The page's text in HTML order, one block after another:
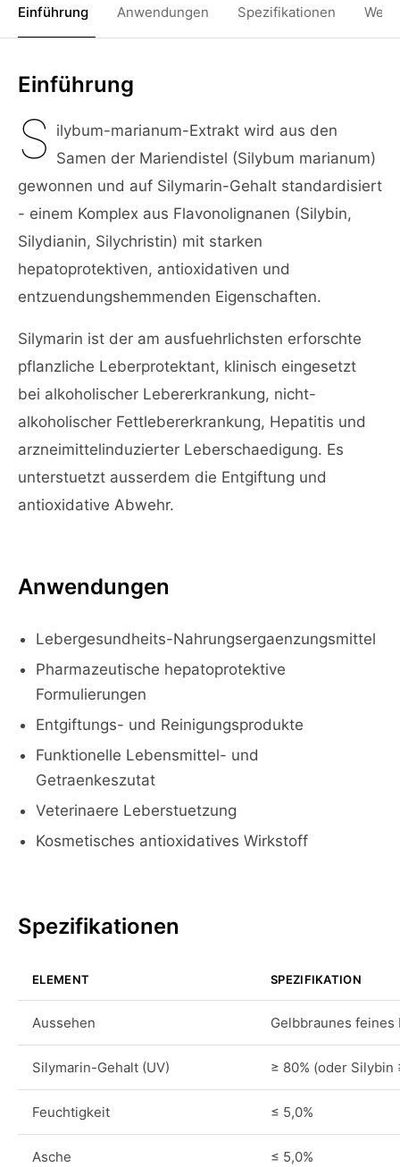
Einführung Anwendungen Spezifikationen
Einführung
S ilybum-marianum-Extrakt wird aus den
Samen der Mariendistel (Silybum marianum)
gewonnen und auf Silymarin-Gehalt standardisiert
- einem Komplex aus Flavonolignanen (Silybin,
Silydianin, Silychristin) mit starken
hepatoprotektiven, antioxidativen und
entzuendungshemmenden Eigenschaften.
Silymarin ist der am ausfuehrlichsten erforschte
pflanzliche Leberprotektant, klinisch eingesetzt
bei alkoholischer Lebererkrankung, nicht-
alkoholischer Fettlebererkrankung, Hepatitis und
arzneimittelinduzierter Leberschaedigung. Es
unterstuetzt ausserdem die Entgiftung und
antioxidative Abwehr.
Anwendungen
Lebergesundheits-Nahrungsergaenzungsmittel
Pharmazeutische hepatoprotektive
Formulierungen
Entgiftungs- und Reinigungsprodukte
Funktionelle Lebensmittel- und
Getraenkeszutat
Veterinaere Leberstuetzung
Kosmetisches antioxidatives Wirkstoff
Spezifikationen
ELEMENT SPEZIFIKATION
Aussehen Gelbbraunes feines
Silymarin-Gehalt (UV) ≥ 80% (oder Silybin
Feuchtigkeit ≤ 5,0%
Asche ≤ 5,0%